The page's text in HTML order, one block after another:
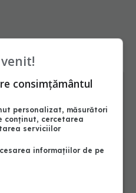
consimțământul
personalizat, măsurători
conținut, cercetarea
serviciilor
informațiilor de pe